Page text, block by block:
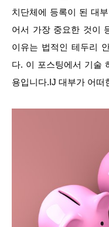
치단체에 등록이 된 대
어서 가장 중요한 것이
이유는 법적인 테두리
다. 이 포스팅에서 기술
용입니다.IJ 대부가 어떠